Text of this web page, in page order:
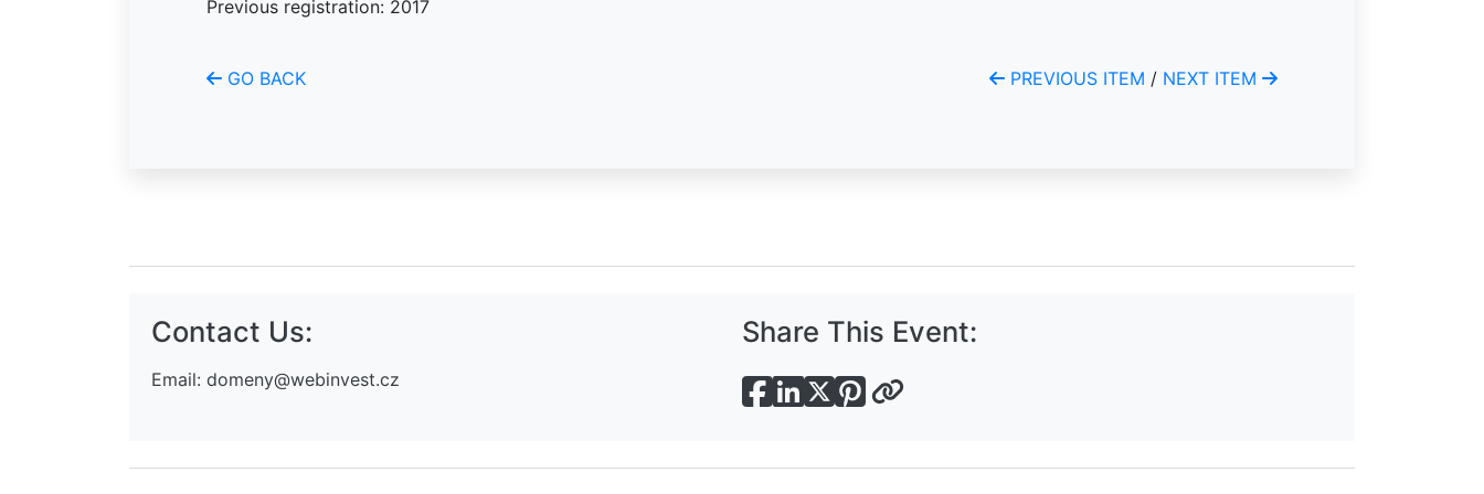
Previous registration: 2017
GO BACK PREVIOUS ITEM / NEXT ITEM
Contact Us:
Email: domeny@webinvest.cz
Share This Event: